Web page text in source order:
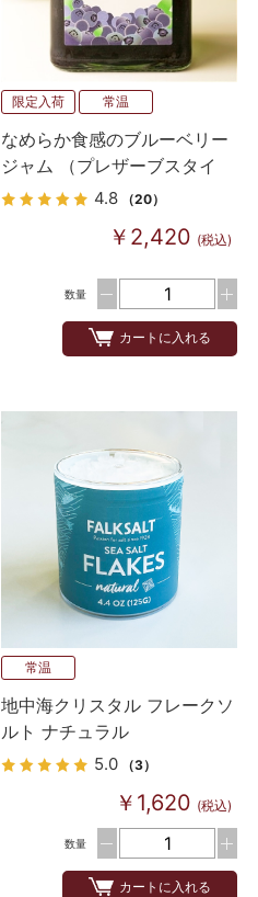
限定入荷 常温
なめらか食感のブルーベリー
ジャム （プレザーブスタイ
ル）
4.8 （20）
￥2,420 (税込)
数量
カートに入れる
常温
地中海クリスタル フレークソ
ルト ナチュラル
5.0 （3）
￥1,620 (税込)
数量
カートに入れる